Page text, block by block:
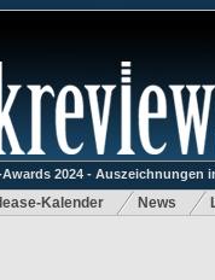
2024 - Auszeichnungen
Kalender News